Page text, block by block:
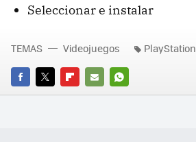
Seleccionar e instalar
FACEBOOK
TWITTERFLIPBOARD
E-
WHATSAPP
TEMAS Videojuegos PlayStation